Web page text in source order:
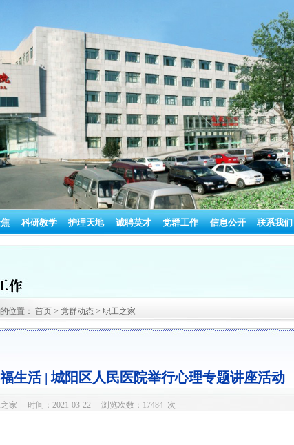
科研教学 护理天地 诚聘英才 党群工作 信息公开 联系我们
位置： 首页 > 党群动态 > 职工之家
生活 | 城阳区人民医院举行心理专题讲座活动
之家 时间：2021-03-22 浏览次数：17484 次